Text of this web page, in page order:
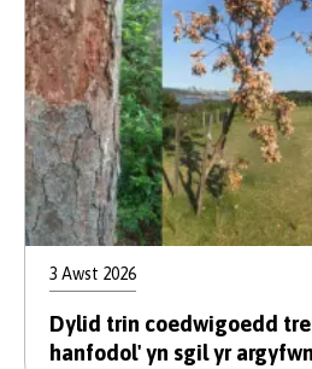
3 Awst 2026
Dylid trin coedwigoedd
hanfodol' yn sgil yr